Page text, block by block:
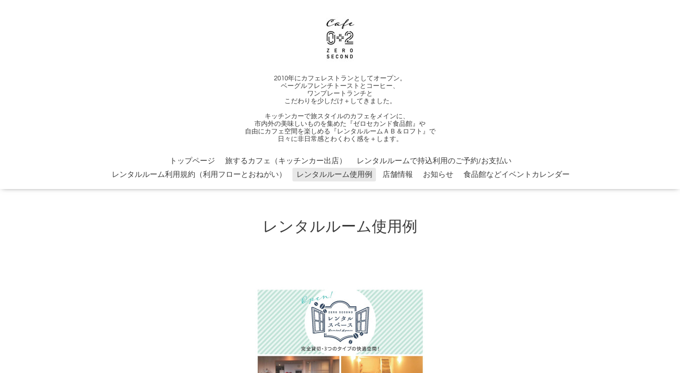
2010年にカフェレストランとしてオープン。
ベーグルフレンチトーストとコーヒー、
ワンプレートランチと
こだわりを少しだけ＋してきました。
キッチンカーで旅スタイルのカフェをメインに、
市内外の美味しいものを集めた『ゼロセカンド食品館』や
自由にカフェ空間を楽しめる『レンタルルームＡＢ＆ロフト』で
日々に非日常感とわくわく感を＋します。
トップページ 旅するカフェ（キッチンカー出店）
レンタルルームで持込利用のご予約/お支払い
レンタルルーム利用規約（利用フローとおねがい）
レンタルルーム使用例 店舗情報 お知らせ 食品館などイベントカレンダー
レンタルルーム使用例